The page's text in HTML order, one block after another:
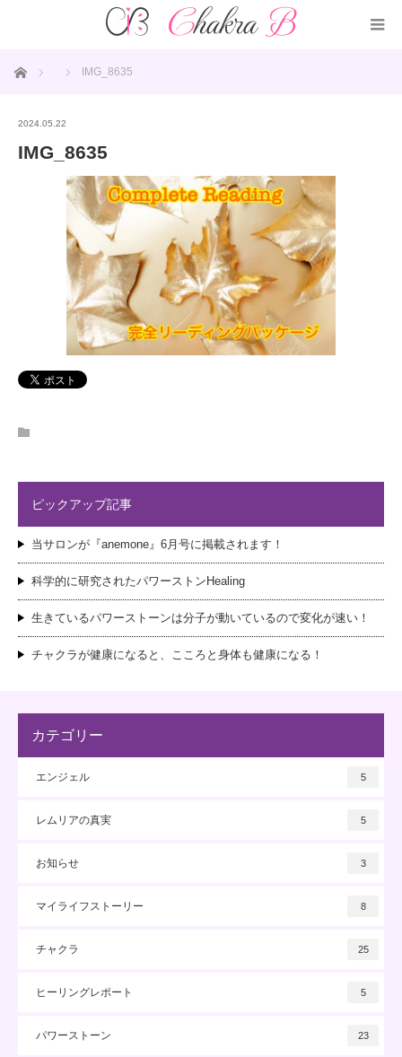
ホーム IMG_8635
2024.05.22
IMG_8635
ピックアップ記事
当サロンが『anemone』6月号に掲載されます！
科学的に研究されたパワーストンHealing
生きているパワーストーンは分子が動いているので変化が速い！
チャクラが健康になると、こころと身体も健康になる！
カテゴリー
エンジェル 5
レムリアの真実 5
お知らせ 3
マイライフストーリー 8
チャクラ 25
ヒーリングレポート 5
パワーストーン 23